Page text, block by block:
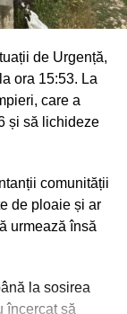
de Urgență,
ora 15:53. La
care a
și să lichideze
comunității
de ploaie și ar
urmează însă
la sosirea
încercat să